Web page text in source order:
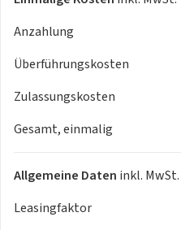
* Elektro-Motor mit
* Steuerung
* Steuerung FOD Funktionen
* Trommelbremsen hinten
* Waschwasserstandskontrolle
* Wireless SmartLink
* Zentralverriegelung und
Anzahlung
Überführungskosten
Zulassungskosten
Gesamt, einmalig
Allgemeine Daten inkl. MwSt.
Leasingfaktor